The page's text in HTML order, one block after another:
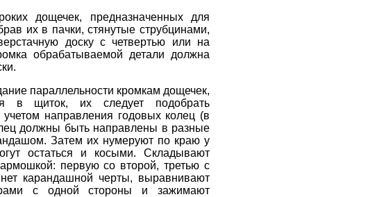
дощечек, предназначенных для
их в пачки, стянутые струбцинами,
доску с четвертью или на
обрабатываемой детали должна
параллельности кромкам дощечек,
в щиток, их следует подобрать
направления годовых колец (в
должны быть направлены в разные
Затем их нумеруют по краю у
остаться и косыми. Складывают
первую со второй, третью с
карандашной черты, выравнивают
с одной стороны и зажимают